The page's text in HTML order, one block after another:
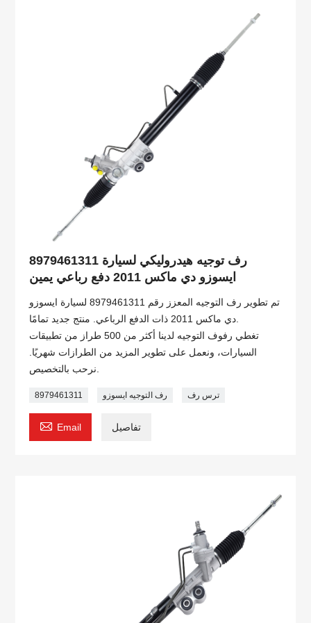
8979461311 رف توجيه هيدروليكي لسيارة
ايسوزو دي ماكس 2011 دفع رباعي يمين
تم تطوير رف التوجيه المعزز رقم 8979461311 لسيارة ايسوزو
تغطي رفوف التوجيه لدينا أكثر من 500 طراز من تطبيقات
السيارات، ونعمل على تطوير المزيد من الطرازات شهريًا.
8979461311 رف التوجيه ايسوزو ترس رف
 Email تفاصيل